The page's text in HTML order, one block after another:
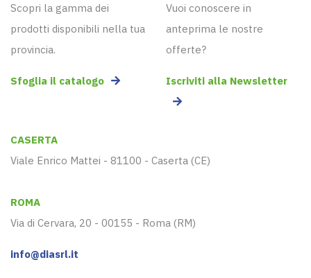
Scopri la gamma dei
prodotti disponibili nella tua
provincia.
Sfoglia il catalogo
Vuoi conoscere in
anteprima le nostre
offerte?
Iscriviti alla Newsletter
CASERTA
Viale Enrico Mattei - 81100 - Caserta (CE)
ROMA
Via di Cervara, 20 - 00155 - Roma (RM)
info@diasrl.it